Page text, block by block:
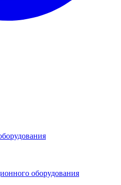
оборудования